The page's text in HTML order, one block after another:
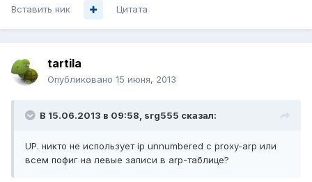
Вставить ник Цитата
tartila
Опубликовано 15 июня, 2013
В 15.06.2013 в 09:58, srg555 сказал:
UP. никто не использует ip unnumbered с proxy-arp или
всем пофиг на левые записи в arp-таблице?